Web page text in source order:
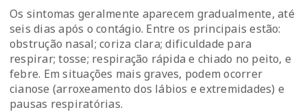
Os sintomas geralmente aparecem gradualmente, até
seis dias após o contágio. Entre os principais estão:
obstrução nasal; coriza clara; dificuldade para
respirar; tosse; respiração rápida e chiado no peito, e
febre. Em situações mais graves, podem ocorrer
cianose (arroxeamento dos lábios e extremidades) e
pausas respiratórias.